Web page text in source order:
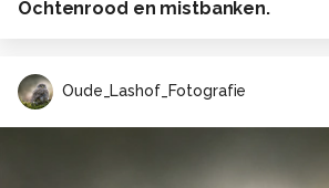
Ochtenrood en mistbanken.
Oude_Lashof_Fotografie